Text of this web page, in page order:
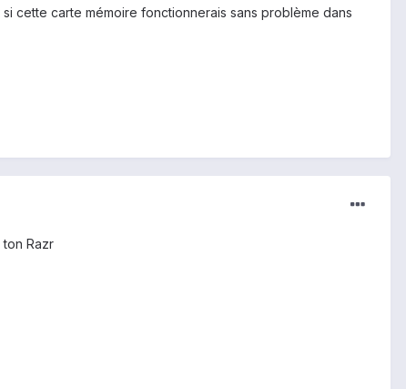
cette carte mémoire fonctionnerais sans problème dans
Razr